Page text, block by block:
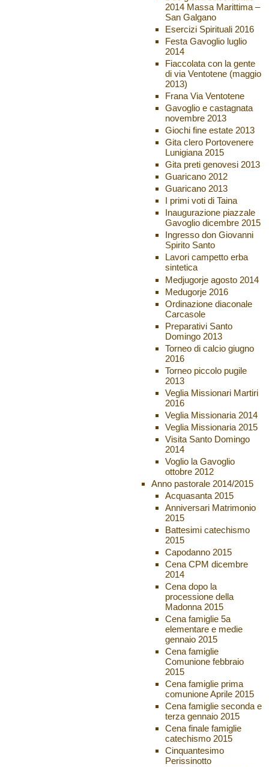
2014 Massa Marittima –
San Galgano
Esercizi Spirituali 2016
Festa Gavoglio luglio
2014
Fiaccolata con la gente
di via Ventotene (maggio
2013)
Frana Via Ventotene
Gavoglio e castagnata
novembre 2013
Giochi fine estate 2013
Gita clero Portovenere
Lunigiana 2015
Gita preti genovesi 2013
Guaricano 2012
Guaricano 2013
I primi voti di Taina
Inaugurazione piazzale
Gavoglio dicembre 2015
Ingresso don Giovanni
Spirito Santo
Lavori campetto erba
sintetica
Medjugorje agosto 2014
Medugorje 2016
Ordinazione diaconale
Carcasole
Preparativi Santo
Domingo 2013
Torneo di calcio giugno
2016
Torneo piccolo pugile
2013
Veglia Missionari Martiri
2016
Veglia Missionaria 2014
Veglia Missionaria 2015
Visita Santo Domingo
2014
Voglio la Gavoglio
ottobre 2012
Anno pastorale 2014/2015
Acquasanta 2015
Anniversari Matrimonio
2015
Battesimi catechismo
2015
Capodanno 2015
Cena CPM dicembre
2014
Cena dopo la
processione della
Madonna 2015
Cena famiglie 5a
elementare e medie
gennaio 2015
Cena famiglie
Comunione febbraio
2015
Cena famiglie prima
comunione Aprile 2015
Cena famiglie seconda e
terza gennaio 2015
Cena finale famiglie
catechismo 2015
Cinquantesimo
Perissinotto